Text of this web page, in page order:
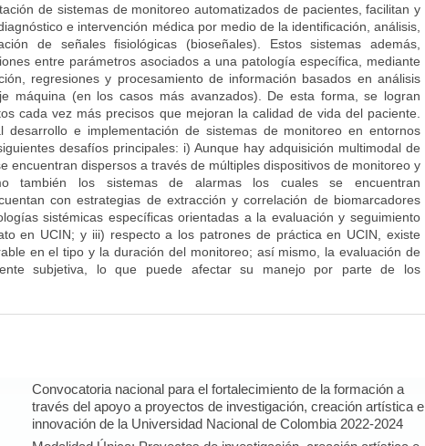
de sistemas de monitoreo automatizados de pacientes, facilitan y
e intervención médica por medio de la identificación, análisis,
de señales fisiológicas (bioseñales). Estos sistemas además,
entre parámetros asociados a una patología específica, mediante
regresiones y procesamiento de información basados en análisis
máquina (en los casos más avanzados). De esta forma, se logran
cada vez más precisos que mejoran la calidad de vida del paciente.
desarrollo e implementación de sistemas de monitoreo en entornos
desafíos principales: i) Aunque hay adquisición multimodal de
encuentran dispersos a través de múltiples dispositivos de monitoreo y
también los sistemas de alarmas los cuales se encuentran
con estrategias de extracción y correlación de biomarcadores
sistémicas específicas orientadas a la evaluación y seguimiento
en UCIN; y iii) respecto a los patrones de práctica en UCIN, existe
en el tipo y la duración del monitoreo; así mismo, la evaluación de
subjetiva, lo que puede afectar su manejo por parte de los
Convocatoria nacional para el fortalecimiento de la formación a
través del apoyo a proyectos de investigación, creación artística e
innovación de la Universidad Nacional de Colombia 2022-2024